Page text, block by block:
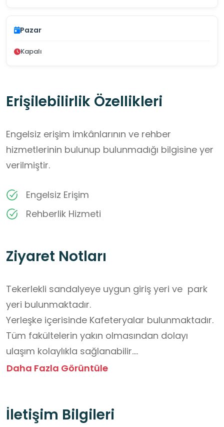
Pazar
Kapalı
Erişilebilirlik Özellikleri
Engelsiz erişim imkânlarının ve rehber
hizmetlerinin bulunup bulunmadığı bilgisine yer
verilmiştir.
Engelsiz Erişim
Rehberlik Hizmeti
Ziyaret Notları
Tekerlekli sandalyeye uygun giriş yeri ve  park
yeri bulunmaktadır.
Yerleşke içerisinde Kafeteryalar bulunmaktadır.
Tüm fakültelerin yakın olmasından dolayı
ulaşım kolaylıkla sağlanabilir.
Ziyaret sırasında kampüs kurallarına
İzin gerektiren alanlara (laboratuvar vb.) izinsiz
Daha Fazla Görüntüle
İletişim Bilgileri